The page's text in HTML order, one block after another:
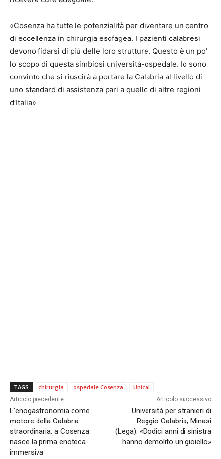
«Cosenza ha tutte le potenzialità per diventare un centro
di eccellenza in chirurgia esofagea. I pazienti calabresi
devono fidarsi di più delle loro strutture. Questo è un po’
lo scopo di questa simbiosi università-ospedale. Io sono
convinto che si riuscirà a portare la Calabria al livello di
uno standard di assistenza pari a quello di altre regioni
d’Italia».
TAGS chirurgia ospedale Cosenza Unical
Articolo precedente
L’enogastronomia come
motore della Calabria
straordinaria: a Cosenza
nasce la prima enoteca
immersiva
Articolo successivo
Università per stranieri di
Reggio Calabria, Minasi
(Lega): «Dodici anni di sinistra
hanno demolito un gioiello»